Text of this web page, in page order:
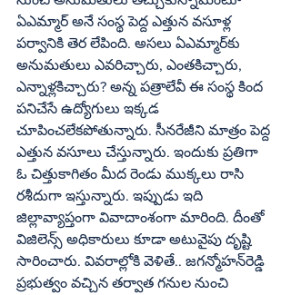
ఏఎమ్మార్‌ అనే సంస్థ పెద్ద ఎత్తున వసూళ్ల
పర్వానికి తెర లేపింది. అసలు ఏఎమ్మార్‌కు
అనుమతులు ఎవరిచ్చారు, ఎంతకిచ్చారు,
ఎన్నాళ్లకిచ్చారు? అన్న పత్రాలేవీ ఈ సంస్థ కింద
పనిచేసే ఉద్యోగులు ఇక్కడ
చూపించలేకపోతున్నారు. సీనరేజీని మాత్రం పెద్ద
ఎత్తున వసూలు చేస్తున్నారు. ఇందుకు ప్రతిగా
ఓ చిత్తుకాగితం మీద రెండు ముక్కలు రాసి
రశీదుగా ఇస్తున్నారు. ఇప్పుడు ఇది
జిల్లావ్యాప్తంగా వివాదాంశంగా మారింది. దీంతో
విజిలెన్స్‌ అధికారులు కూడా అటువైపు దృష్టి
సారించారు. వివరాల్లోకి వెళితే.. జగన్మోహన్‌రెడ్డి
ప్రభుత్వం వచ్చిన తర్వాత గనుల నుంచి